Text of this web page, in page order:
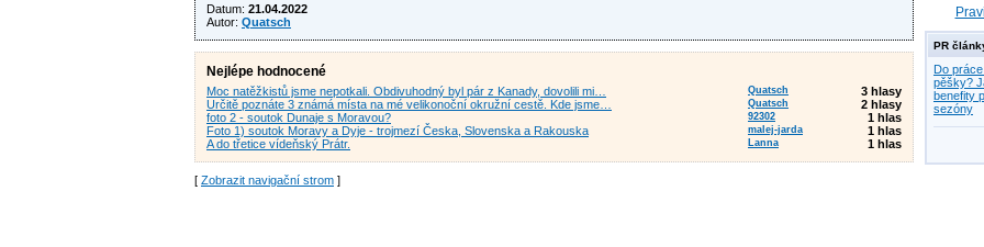
Datum: 21.04.2022
Autor: Quatsch
Nejlépe hodnocené
Moc natěžkistů jsme nepotkali. Obdivuhodný byl pár z Kanady, dovolili mi… Quatsch
3 hlasy
Určitě poznáte 3 známá místa na mé velikonoční okružní cestě. Kde jsme…
Quatsch
2 hlasy
foto 2 - soutok Dunaje s Moravou?
92302
1 hlas
Foto 1) soutok Moravy a Dyje - trojmezí Česka, Slovenska a Rakouska
malej-jarda
1 hlas
A do třetice vídeňský Prátr.
Lanna 1 hlas
[ Zobrazit navigační strom ]
PR
Do
pěšky?
benefity
sezóny